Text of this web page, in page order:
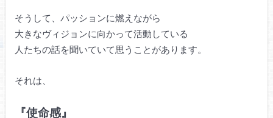
そうして、パッションに燃えながら
大きなヴィジョンに向かって活動している
人たちの話を聞いていて思うことがあります。
それは、
『使命感』